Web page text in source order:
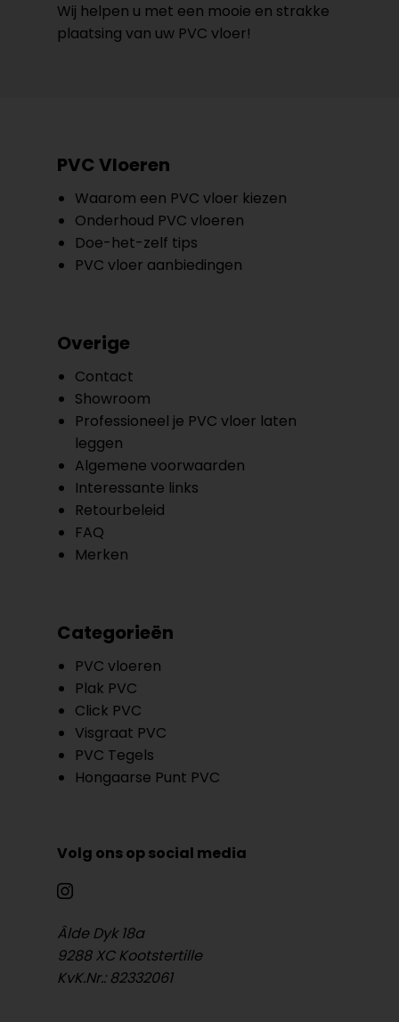
Wij helpen u met een mooie en strakke
plaatsing van uw PVC vloer!
PVC Vloeren
Waarom een PVC vloer kiezen
Onderhoud PVC vloeren
Doe-het-zelf tips
PVC vloer aanbiedingen
Overige
Contact
Showroom
Professioneel je PVC vloer laten
leggen
Algemene voorwaarden
Interessante links
Retourbeleid
FAQ
Merken
Categorieën
PVC vloeren
Plak PVC
Click PVC
Visgraat PVC
PVC Tegels
Hongaarse Punt PVC
Volg ons op social media
Âlde Dyk 18a
9288 XC Kootstertille
KvK.Nr.: 82332061